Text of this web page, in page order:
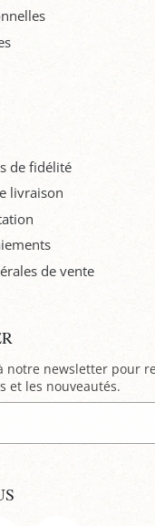
de fidélité
livraison
de vente
notre newsletter pour
et les nouveautés.